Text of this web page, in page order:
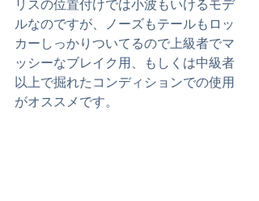
リスの位置付けでは小波もいけるモデ
ルなのですが、ノーズもテールもロッ
カーしっかりついてるので上級者でマ
ッシーなブレイク用、もしくは中級者
以上で掘れたコンディションでの使用
がオススメです。